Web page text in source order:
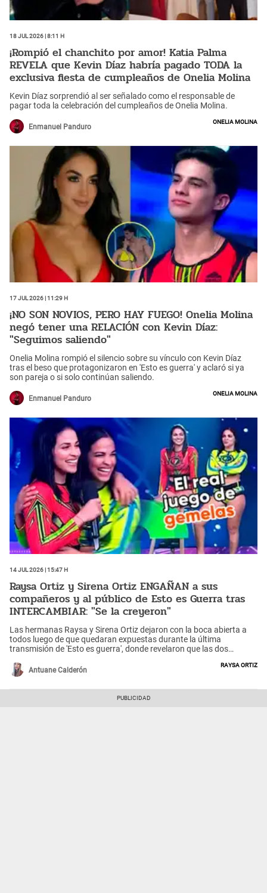
18 Jul 2026 | 8:11 h
¡Rompió el chanchito por amor! Katia Palma
REVELA que Kevin Díaz habría pagado TODA la
exclusiva fiesta de cumpleaños de Onelia Molina
Kevin Díaz sorprendió al ser señalado como el responsable de
pagar toda la celebración del cumpleaños de Onelia Molina.
Enmanuel Panduro
Onelia Molina
17 Jul 2026 | 11:29 h
¡NO SON NOVIOS, PERO HAY FUEGO! Onelia Molina
negó tener una RELACIÓN con Kevin Díaz:
"Seguimos saliendo"
Onelia Molina rompió el silencio sobre su vínculo con Kevin Díaz
tras el beso que protagonizaron en 'Esto es guerra' y aclaró si ya
son pareja o si solo continúan saliendo.
Enmanuel Panduro
Onelia Molina
14 Jul 2026 | 15:47 h
Raysa Ortiz y Sirena Ortiz ENGAÑAN a sus
compañeros y al público de Esto es Guerra tras
INTERCAMBIAR: "Se la creyeron"
Las hermanas Raysa y Sirena Ortiz dejaron con la boca abierta a
todos luego de que quedaran expuestas durante la última
transmisión de 'Esto es guerra', donde revelaron que las dos
¿Quién no cayó en su mentira?
Antuane Calderón
Raysa Ortiz